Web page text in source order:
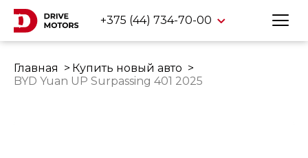
+375 (44) 734-70-00
Главная
Купить новый авто
BYD Yuan UP Surpassing 401 2025